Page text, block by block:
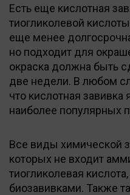
Есть еще кислотная
тиогликолевой
еще менее
но подходит для
окраска должна быть
две недели. В любом
что кислотная завивка
наиболее популярных
Все виды химической
которых не входит
тиогликолевая
биозавивками. Также